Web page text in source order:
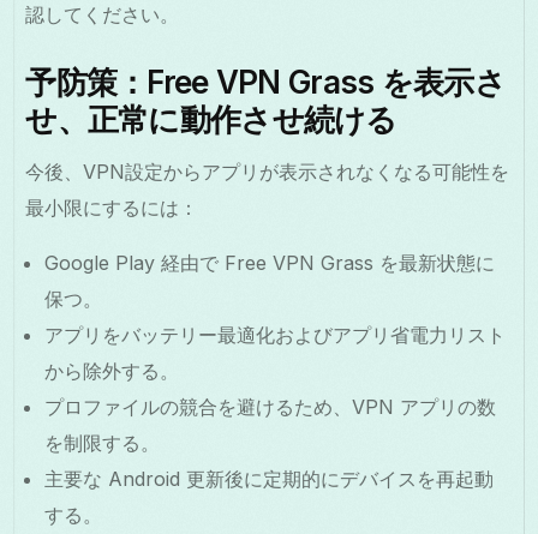
認してください。
予防策：Free VPN Grass を表示さ
せ、正常に動作させ続ける
今後、VPN設定からアプリが表示されなくなる可能性を
最小限にするには：
Google Play 経由で Free VPN Grass を最新状態に
保つ。
アプリをバッテリー最適化およびアプリ省電力リスト
から除外する。
プロファイルの競合を避けるため、VPN アプリの数
を制限する。
主要な Android 更新後に定期的にデバイスを再起動
する。